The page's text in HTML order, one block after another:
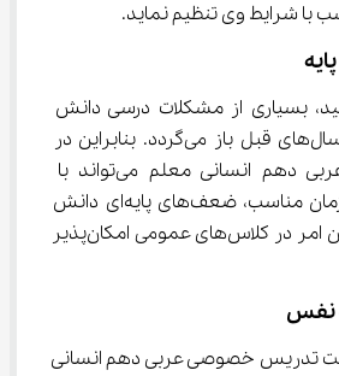
با شرایط وی تنظیم نماید.
که می‌دانید، بسیاری از مشکلات درسی دانش
آموزان در عربی به سال‌های قبل باز می‌گردد. بنابراین در
تدریس خصوصی عربی دهم انسانی معلم می‌تواند با
اختصاص دادن یک زمان مناسب، ضعف‌های پایه‌ای دانش
آموز را رفع کند که این امر در کلاس‌های عمومی امکان‌پذیر
نفس
تدریس خصوصی عربی دهم انسانی